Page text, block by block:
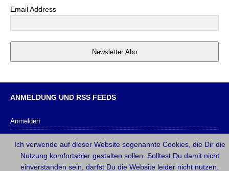
Email Address
Newsletter Abo
ANMELDUNG UND RSS FEEDS
Anmelden
Kommentar-Feed
WordPress.org
Ich verwende auf dieser Website sogenannte Cookies, die Dir die
Nutzung komfortabler gestalten sollen. Solltest Du damit nicht
einverstanden sein, darfst Du die Website leider nicht nutzen.